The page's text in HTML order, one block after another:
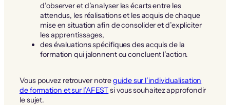
d’observer et d’analyser les écarts entre les
attendus, les réalisations et les acquis de chaque
mise en situation afin de consolider et d’expliciter
les apprentissages,
des évaluations spécifiques des acquis de la
formation qui jalonnent ou concluent l’action.
Vous pouvez retrouver notreguide sur l’individualisation
de formation et sur l’AFESTsi vous souhaitez approfondir
le sujet.